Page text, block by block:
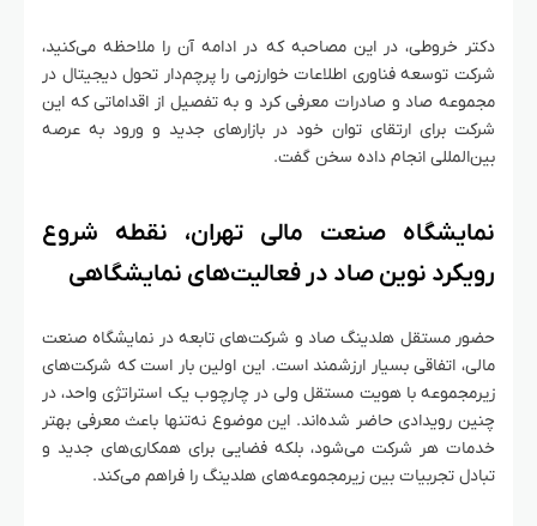
دکتر خروطی، در این مصاحبه که در ادامه آن را ملاحظه می‌کنید،
شرکت توسعه‌ فناوری اطلاعات خوارزمی را پرچم‌دار تحول دیجیتال در
مجموعه صاد و صادرات معرفی کرد و به تفصیل از اقداماتی که این
شرکت برای ارتقای توان خود در بازارهای جدید و ورود به عرصه
بین‌المللی انجام داده سخن گفت.
نمایشگاه صنعت مالی تهران، نقطه شروع
رویکرد نوین صاد در فعالیت‌های نمایشگاهی
حضور مستقل هلدینگ صاد و شرکت‌های تابعه در نمایشگاه صنعت
مالی، اتفاقی بسیار ارزشمند است. این اولین بار است که شرکت‌های
زیرمجموعه با هویت مستقل ولی در چارچوب یک استراتژی واحد، در
چنین رویدادی حاضر شده‌اند. این موضوع نه‌تنها باعث معرفی بهتر
خدمات هر شرکت می‌شود، بلکه فضایی برای همکاری‌های جدید و
تبادل تجربیات بین زیرمجموعه‌های هلدینگ را فراهم می‌کند.